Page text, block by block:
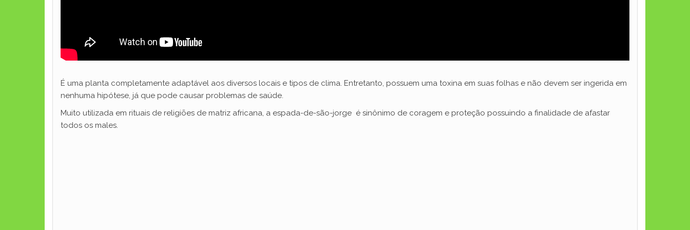
É uma planta completamente adaptável aos diversos locais e tipos de clima. Entretanto, possuem uma toxina em suas folhas e não devem ser ingerida em
nenhuma hipótese, já que pode causar problemas de saúde.
Muito utilizada em rituais de religiões de matriz africana, a espada-de-são-jorge é sinônimo de coragem e proteção possuindo a finalidade de afastar
todos os males.